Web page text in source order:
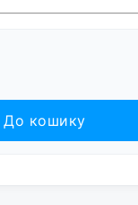
До кошику